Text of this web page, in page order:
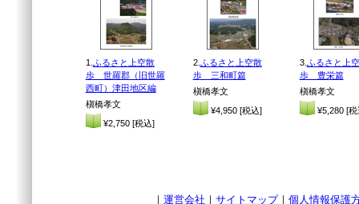
1. ふるさと上空散
歩 世羅郡（旧世羅
西町）津田地区編
槇橋孝文
¥2,750 [税込]
2. ふるさと上空散
歩 三和町篇
槇橋孝文
¥4,950 [税込]
3. ふるさと上
歩 豊栄篇
槇橋孝文
¥5,280 [税
｜ 運営会社 ｜ サイトマップ｜ 個人情報保護